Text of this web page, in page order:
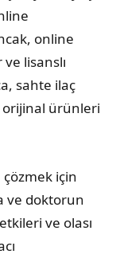
online
lisanslı
sahte ilaç
orijinal ürünleri
için
ve doktorun
ve olası